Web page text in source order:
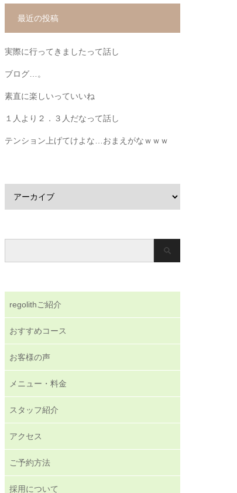
最近の投稿
実際に行ってきましたって話し
ブログ…。
素直に楽しいっていいね
１人より２．３人だなって話し
テンション上げてけよな…おまえがなｗｗｗ
regolithご紹介
おすすめコース
お客様の声
メニュー・料金
スタッフ紹介
アクセス
ご予約方法
採用について